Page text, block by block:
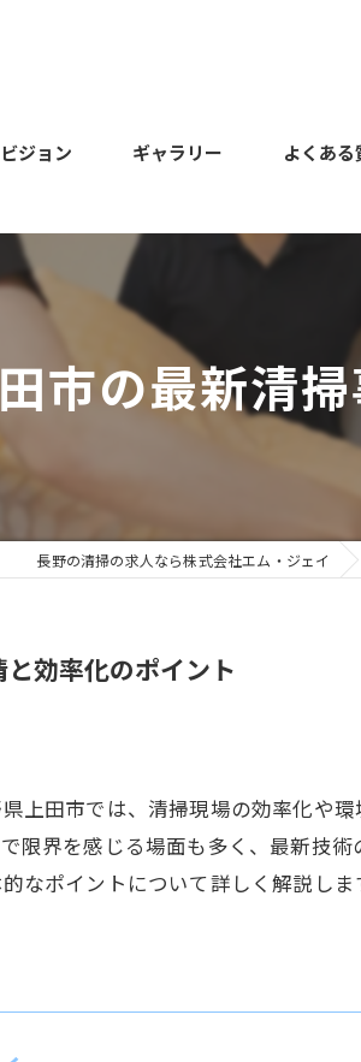
ビジョン
タッフ
ギャラリー よくある
市の最新清
長野の清掃の求人なら株式会社エム・ジェイ
効率化のポイント
上田市では、清掃現場の効率化や
限界を感じる場面も多く、最新技
なポイントについて詳しく解説し